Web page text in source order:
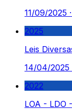
11/09/2025 ·
2025
Leis
14/04/2025
2022
LOA - LDO